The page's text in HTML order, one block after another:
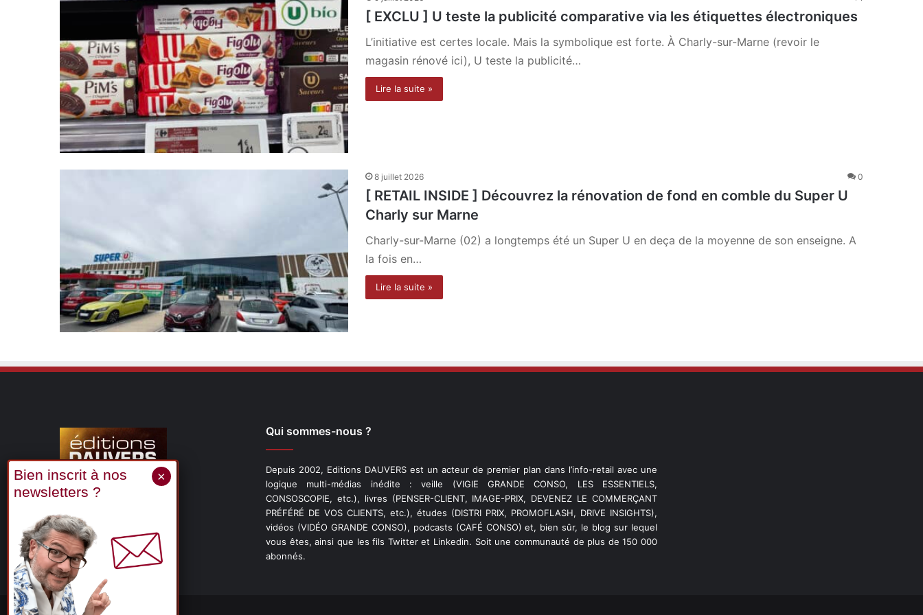
[ EXCLU ] U teste la publicité comparative via les étiquettes électroniques
L’initiative est certes locale. Mais la symbolique est forte. À Charly-sur-Marne (revoir le
magasin rénové ici), U teste la publicité…
Lire la suite »
8 juillet 2026 0
[ RETAIL INSIDE ] Découvrez la rénovation de fond en comble du Super U
Charly sur Marne
Charly-sur-Marne (02) a longtemps été un Super U en deça de la moyenne de son enseigne. A
la fois en…
Lire la suite »
X LinkedinYouTube
Qui sommes-nous ?
Depuis 2002, Editions DAUVERS est un acteur de premier plan dans l’info-retail avec une
logique multi-médias inédite : veille (VIGIE GRANDE CONSO, LES ESSENTIELS,
CONSOSCOPIE, etc.), livres (PENSER-CLIENT, IMAGE-PRIX, DEVENEZ LE COMMERÇANT
PRÉFÉRÉ DE VOS CLIENTS, etc.), études (DISTRI PRIX, PROMOFLASH, DRIVE INSIGHTS),
vidéos (VIDÉO GRANDE CONSO), podcasts (CAFÉ CONSO) et, bien sûr, le blog sur lequel
vous êtes, ainsi que les fils Twitter et Linkedin. Soit une communauté de plus de 150 000
abonnés.